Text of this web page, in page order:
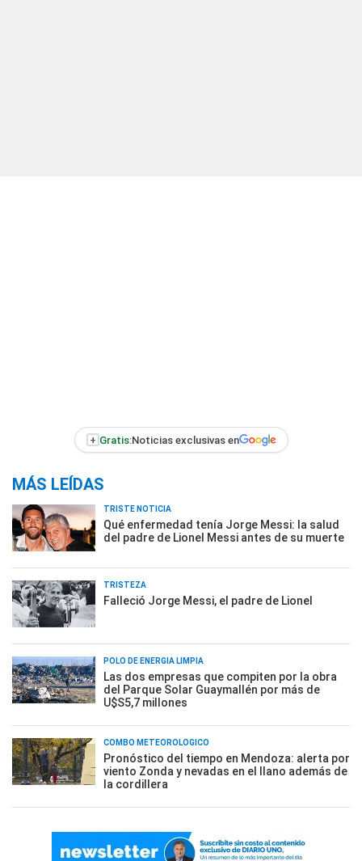
+ Gratis:Noticias exclusivas en
MÁS LEÍDAS
TRISTE NOTICIA
Qué enfermedad tenía Jorge Messi: la salud
del padre de Lionel Messi antes de su muerte
TRISTEZA
Falleció Jorge Messi, el padre de Lionel
POLO DE ENERGÍA LIMPIA
Las dos empresas que compiten por la obra
del Parque Solar Guaymallén por más de
U$S5,7 millones
COMBO METEOROLÓGICO
Pronóstico del tiempo en Mendoza: alerta por
viento Zonda y nevadas en el llano además de
la cordillera